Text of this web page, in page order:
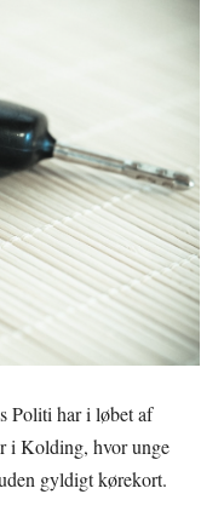
Politi har i løbet af
i Kolding, hvor unge
gyldigt kørekort.